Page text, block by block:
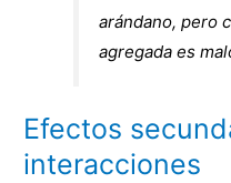
arándano, pero
agregada es
Efectos
interacciones